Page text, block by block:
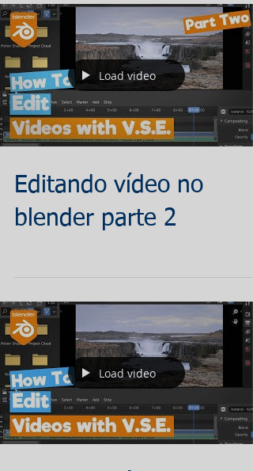
Load video
Editando vídeo no
blender parte 2
Load video